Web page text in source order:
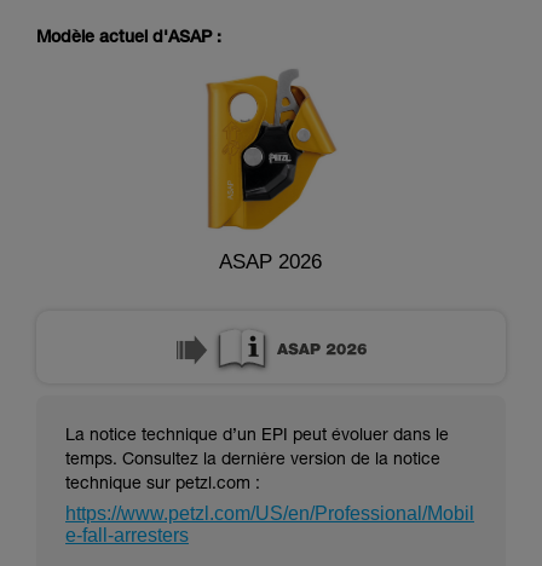
d’informations.
formation et un entraînement spécifique. Validez
avec un professionnel votre capacité à refaire
la manipulation, seul, en toute sécurité, avant
de la reproduire en autonomie.
Nous donnons des exemples de techniques
liées à votre activité. Il peut en exister d’autres
que nous ne décrivons pas ici.
Modèle actuel d'ASAP :
ASAP 2026
La notice technique d’un EPI peut évoluer dans le
temps. Consultez la dernière version de la notice
technique sur petzl.com :
https://www.petzl.com/US/en/Professional/Mobil
e-fall-arresters